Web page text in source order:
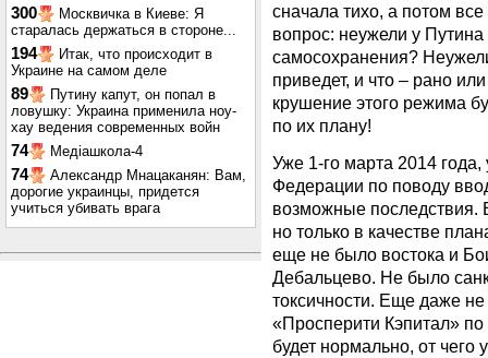
300
Москвичка в Киеве: Я
старалась держаться в стороне...
194
Итак, что происходит в
Украине на самом деле
89
Путину капут, он попал в
ловушку: Украина применила ноу-
хау ведения современных войн
74 Медіашкола-4
74
Александр Мнацаканян: Вам,
дорогие украинцы, придется
учиться убивать врага
сначала тихо, а потом
вопрос: неужели у Путина
самосохранения?
приведет, и что – рано
крушение этого режима
по их плану!
Уже 1-го марта 2014
Федерации по поводу
возможные
но только в качестве
еще не было востока и
Дебальцево. Не было
токсичности. Еще даже
«Просперити Кэпитал»
будет нормально, от